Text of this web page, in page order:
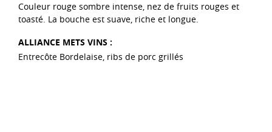
Couleur rouge sombre intense, nez de fruits rouges et
toasté. La bouche est suave, riche et longue.
ALLIANCE METS VINS :
Entrecôte Bordelaise, ribs de porc grillés